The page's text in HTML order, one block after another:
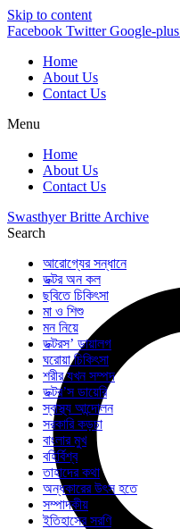
Skip to content
Facebook Twitter Google-plus
Home
About Us
Contact Us
Menu
Home
About Us
Contact Us
Swasthyer Britte Archive
Search
আরোগ্যের সন্ধানে
ডক্টর অন কল
ছবিতে চিকিৎসা
মা ও শিশু
মন নিয়ে
ডক্টরস’ ডায়ালগ
ঘরোয়া চিকিৎসা
শরীর যখন সম্পদ
ডক্টর’স ডায়েরি
স্বাস্থ্য আন্দোলন
সরকারি কড়চা
বাংলার মুখ
বহির্বিশ্ব
তাহাদের কথা
অন্ধকারের উৎস হতে
সম্পাদকীয়
ইতিহাসের সরণি